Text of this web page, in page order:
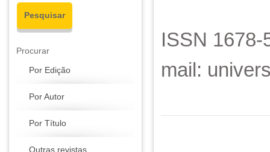
Procurar
Por Edição
Por Autor
Por Título
Outras revistas
ISSN
mail: